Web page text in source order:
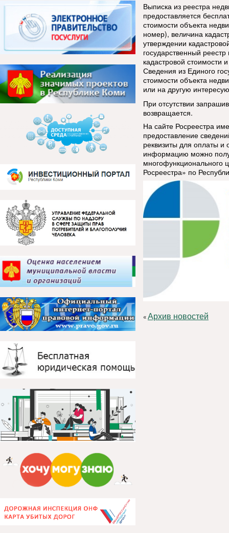
Выписка из реестра
предоставляется
стоимости объекта
номер), величина
утверждении
государственный
кадастровой стоимости
Сведения из Единого
стоимости объекта
или на другую
При отсутствии
возвращается.
На сайте Росреестра
предоставление
реквизиты для оплаты и
информацию можно
многофункционального
Росреестра» по
«Архив новостей